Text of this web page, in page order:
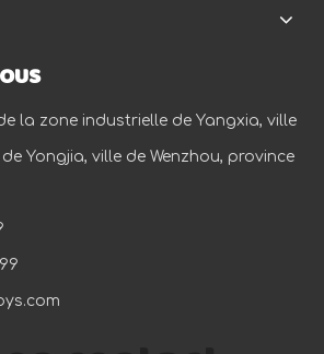
la zone industrielle de Yangxia, ville
Yongjia, ville de Wenzhou, province